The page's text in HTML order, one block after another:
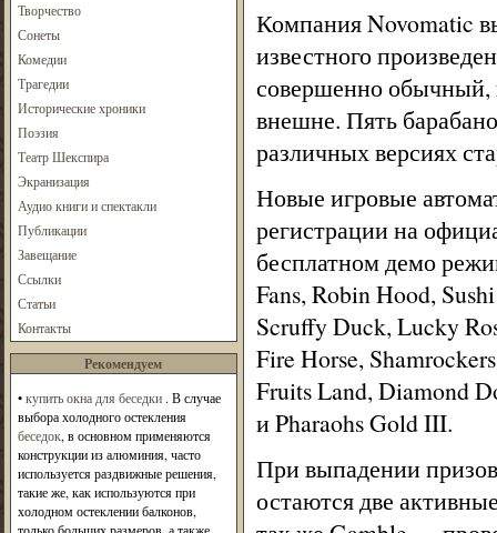
Творчество
Сонеты
Комедии
Трагедии
Исторические хроники
Поэзия
Театр Шекспира
Экранизация
Аудио книги и спектакли
Публикации
Завещание
Ссылки
Статьи
Контакты
Рекомендуем
•купить окна для беседки. В случае
выбора холодного остекления
беседок, в основном применяются
конструкции из алюминия, часто
используется раздвижные решения,
такие же, как используются при
холодном остеклении балконов,
Компания Novomatic
известного
совершенно обычный,
внешне. Пять
различных версиях
Новые игровые
регистрации на
бесплатном демо
Fans, Robin Hood,
Scruffy Duck, Lucky
Fire Horse,
Fruits Land, Diamond
и Pharaohs Gold III.
При выпадении
остаются две